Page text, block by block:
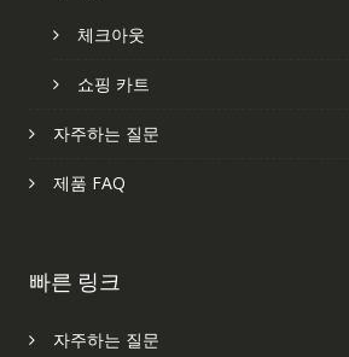
체크아웃
쇼핑 카트
자주하는 질문
제품 FAQ
빠른 링크
자주하는 질문